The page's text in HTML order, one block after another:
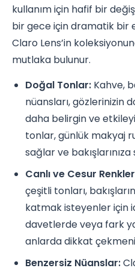
kullanım için hafif bir
bir gece için dramatik bir
Claro Lens’in
mutlaka bulunur.
Doğal Tonlar: Kahve,
nüansları, gözlerinizin
daha belirgin ve
tonlar, günlük makyaj
sağlar ve bakışlarınıza
Canlı ve Cesur
çeşitli tonları,
katmak isteyenler için
davetlerde veya fark
anlarda dikkat
Benzersiz Nüanslar: